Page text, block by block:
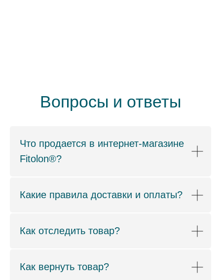
Вопросы и ответы
Что продается в интернет-магазине
Fitolon®?
Какие правила доставки и оплаты?
Как отследить товар?
Как вернуть товар?